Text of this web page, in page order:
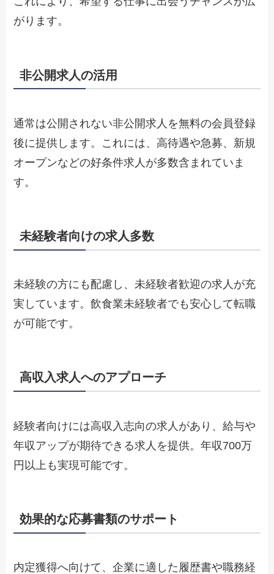
がります。
非公開求人の活用
通常は公開されない非公開求人を無料の会員登録
後に提供します。これには、高待遇や急募、新規
オープンなどの好条件求人が多数含まれていま
す。
未経験者向けの求人多数
未経験の方にも配慮し、未経験者歓迎の求人が充
実しています。飲食業未経験者でも安心して転職
が可能です。
高収入求人へのアプローチ
経験者向けには高収入志向の求人があり、給与や
年収アップが期待できる求人を提供。年収700万
円以上も実現可能です。
効果的な応募書類のサポート
内定獲得へ向けて、企業に適した履歴書や職務経